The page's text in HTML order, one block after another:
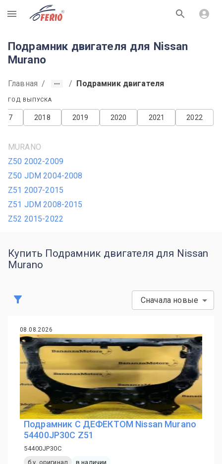
R
Подрамник двигателя для Nissan
Murano
Главная / / Подрамник двигателя
ГОД ВЫПУСКА
2022
2021
2020
2019
2018
MURANO
Z50 2002-2009
Z50 JDM 2004-2008
Z51 2007-2015
Z51 JDM 2008-2015
Z52 2015-2022
Купить Подрамник двигателя для Nissan
Murano
Сначала новые
08.08.2026
Подрамник С ДЕФЕКТОМ Nissan Murano
54400JP30C Z51
54400JP30C
б.у. оригинал
в наличии